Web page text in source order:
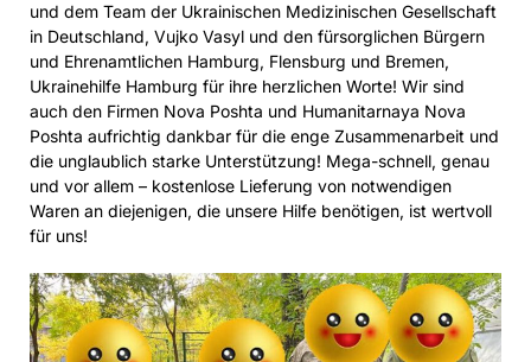
und dem Team der Ukrainischen Medizinischen Gesellschaft
in Deutschland, Vujko Vasyl und den fürsorglichen Bürgern
und Ehrenamtlichen Hamburg, Flensburg und Bremen,
Ukrainehilfe Hamburg für ihre herzlichen Worte! Wir sind
auch den Firmen Nova Poshta und Humanitarnaya Nova
Poshta aufrichtig dankbar für die enge Zusammenarbeit und
die unglaublich starke Unterstützung! Mega-schnell, genau
und vor allem – kostenlose Lieferung von notwendigen
Waren an diejenigen, die unsere Hilfe benötigen, ist wertvoll
für uns!